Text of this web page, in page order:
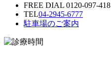
FREE DIAL 0120-097-418
TEL04-2945-6777
駐車場のご案内